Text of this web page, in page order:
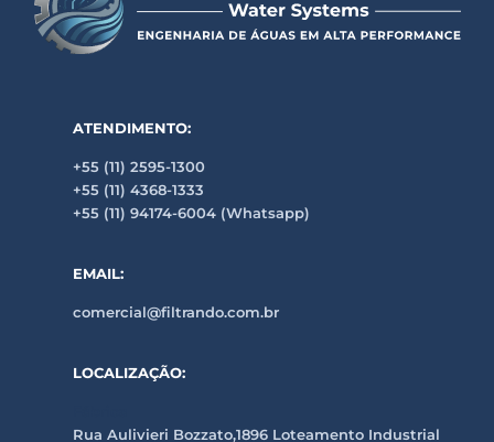
ATENDIMENTO:
+55 (11) 2595-1300
+55 (11) 4368-1333
+55 (11) 94174-6004 (Whatsapp)
EMAIL:
comercial@filtrando.com.br
LOCALIZAÇÃO:
Rua Aulivieri Bozzato,1896 Loteamento Industrial